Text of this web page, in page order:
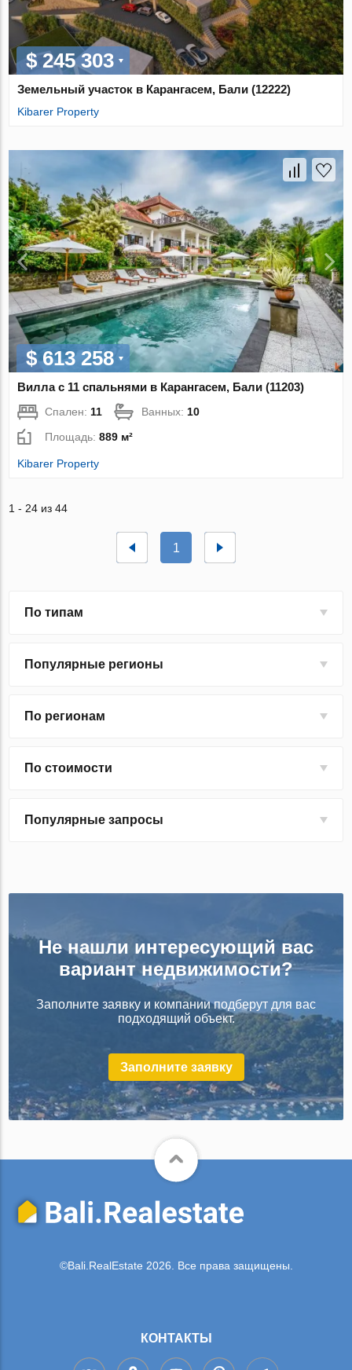
$ 245 303
Земельный участок в Карангасем, Бали (12222)
Kibarer Property
$ 613 258
Вилла с 11 спальнями в Карангасем, Бали (11203)
Спален:11 Ванных:10
Площадь:889 м²
Kibarer Property
1 - 24 из 44
1
По типам
Популярные регионы
По регионам
По стоимости
Популярные запросы
Не нашли интересующий вас
вариант недвижимости?
Заполните заявку и компании подберут для вас
подходящий объект.
Заполните заявку
©Bali.RealEstate 2026. Все права защищены.
КОНТАКТЫ